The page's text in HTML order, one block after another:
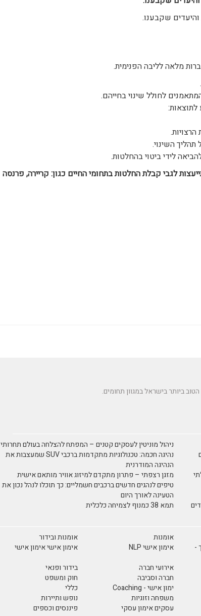
שקבענו.
מלאה לליבה הפנימית.
לחולל שינוי בחייהם.
השינוי.
לידי ביטוי בהחלטות.
לגבי קבלת החלטות בתחומי החיים כגון: קריירה, פרנסה
ניהול מוניטין לעסקים קטנים – המפתח להצלחה בעולם תחרותי
נהיגה חכמה: טכנולוגיות מתקדמות ברכבי SUV שמעצבות את
הנהיגה המודרנית
מזגן רצפתי – פתרון מתקדם למיזוג אוויר מותאם אישית
טיפים לנהגים חדשים ברכבים חשמליים: כך תוכלו לנהל נכון את
הטעינה לאורך היום
תמא 38 כמנוף לצמיחה כלכלית
אומנות אומנות ובידור
-
אימון אישי NLP אימון אישי אימון אישי
אירועי חברה בידור ופנאי
חברה וסביבה חוק ומשפט
ימון אישי - Coaching כללי
משפחה וזוגיות נופש ותיירות
עסקים אימון עסקי פיננסים וכספים